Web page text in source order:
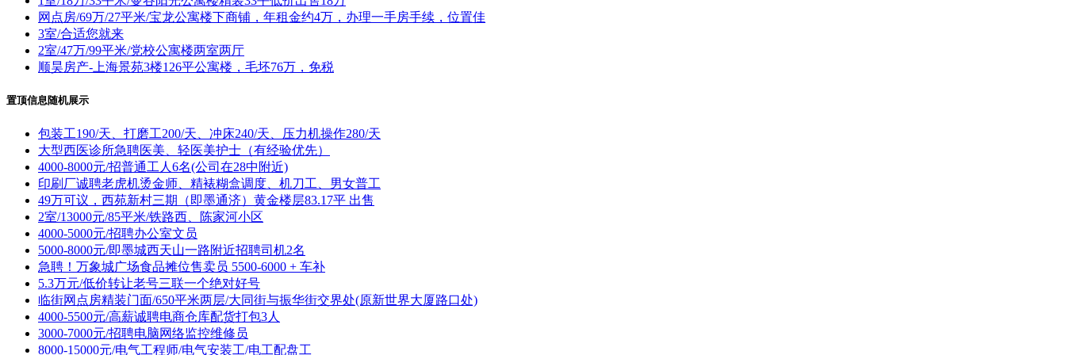
网点房/69万/27平米/宝龙公寓楼下商铺，年租金约4万，办理一手房手续，位置佳
3室/合适您就来
2室/47万/99平米/党校公寓楼两室两厅
顺昊房产-上海景苑3楼126平公寓楼，毛坯76万，免税
置顶信息随机展示
包装工190/天、打磨工200/天、冲床240/天、压力机操作280/天
大型西医诊所急聘医美、轻医美护士（有经验优先）
4000-8000元/招普通工人6名(公司在28中附近)
印刷厂诚聘老虎机烫金师、精裱糊盒调度、机刀工、男女普工
49万可议，西苑新村三期（即墨通济）黄金楼层83.17平 出售
2室/13000元/85平米/铁路西、陈家河小区
4000-5000元/招聘办公室文员
5000-8000元/即墨城西天山一路附近招聘司机2名
急聘！万象城广场食品摊位售卖员 5500-6000 + 车补
5.3万元/低价转让老号三联一个绝对好号
临街网点房精装门面/650平米两层/大同街与振华街交界处(原新世界大厦路口处)
4000-5500元/高薪诚聘电商仓库配货打包3人
3000-7000元/招聘电脑网络监控维修员
8000-15000元/电气工程师/电气安装工/电工配盘工